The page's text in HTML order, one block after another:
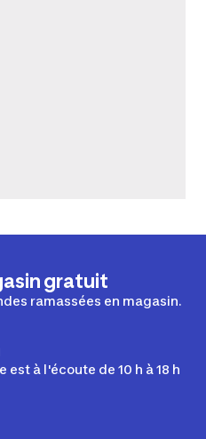
gratuit
ramassées en magasin.
est à l'écoute de 10 h à 18 h